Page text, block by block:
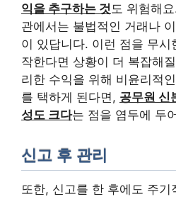
익을 추구하는 것 도 위험해
관에서는 불법적인 거래나
이 있답니다. 이런 점을 무시
작한다면 상황이 더 복잡해
리한 수익을 위해 비윤리적
를 택하게 된다면, 공무원 신
성도 크다는 점을 염두에 두
신고 후 관리
또한, 신고를 한 후에도 주기